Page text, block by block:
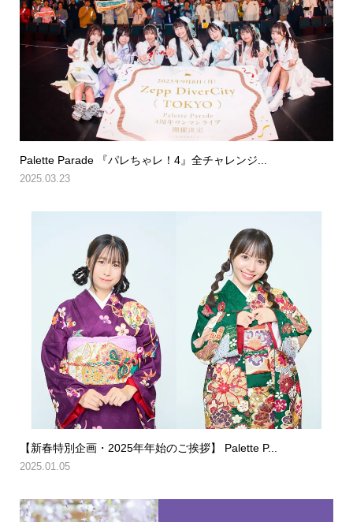
Palette Parade 『パレちゃレ！4』全チャレンジ...
2025.03.23
【新春特別企画・2025年年始のご挨拶】 Palette P...
2025.01.05